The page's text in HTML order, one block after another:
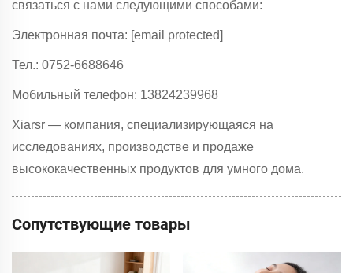
связаться с нами следующими способами:
Электронная почта: [email protected]
Тел.: 0752-6688646
Мобильный телефон: 13824239968
Xiarsr — компания, специализирующаяся на
исследованиях, производстве и продаже
высококачественных продуктов для умного дома.
Сопутствующие товары